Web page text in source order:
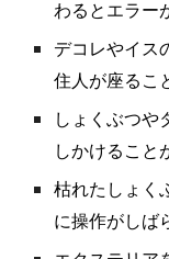
わるとエラー
デコレやイス
住人が座るこ
しょくぶつや
しかけること
枯れたしょく
に操作がしば